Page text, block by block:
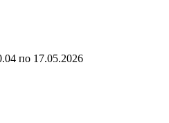
по 17.05.2026